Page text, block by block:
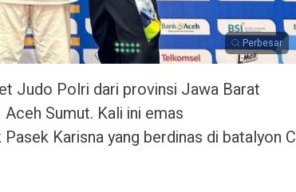
Perbesar
Judo Polri dari provinsi Jawa Barat
Sumut. Kali ini emas
Karisna yang berdinas di batalyon C